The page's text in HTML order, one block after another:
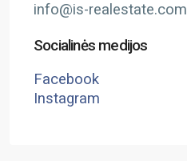
info@is-realestate.com
Socialinės medijos
Facebook
Instagram